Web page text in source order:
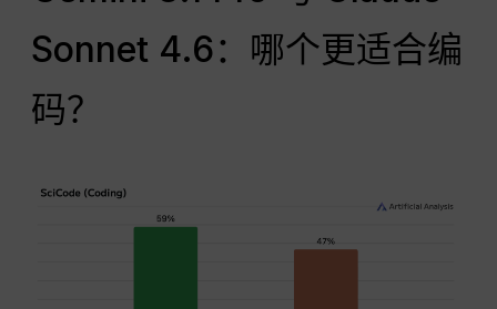
Sonnet 4.6：哪个更适合编
码？